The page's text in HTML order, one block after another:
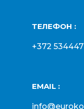
ТЕЛЕФОН :
+372
EMAIL :